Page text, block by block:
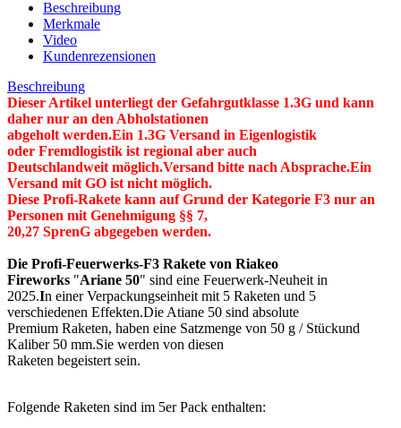
Beschreibung
Merkmale
Video
Kundenrezensionen
Beschreibung
Dieser Artikel unterliegt der Gefahrgutklasse 1.3G und kann
daher nur an den Abholstationen
abgeholt werden.Ein 1.3G Versand in Eigenlogistik
oder Fremdlogistik ist regional aber auch
Deutschlandweit möglich.Versand bitte nach Absprache.Ein
Versand mit GO ist nicht möglich.
Diese Profi-Rakete kann auf Grund der Kategorie F3 nur an
Personen mit Genehmigung §§ 7,
20,27 SprenG abgegeben werden.
Die Profi-Feuerwerks-F3 Rakete von Riakeo
Fireworks "Ariane 50" sind eine Feuerwerk-Neuheit in
2025.In einer Verpackungseinheit mit 5 Raketen und 5
verschiedenen Effekten.Die Atiane 50 sind absolute
Premium Raketen, haben eine Satzmenge von 50 g / Stückund
Kaliber 50 mm.Sie werden von diesen
Raketen begeistert sein.
Folgende Raketen sind im 5er Pack enthalten: